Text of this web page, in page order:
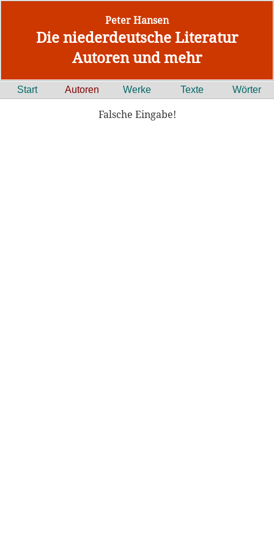
Peter Hansen
Die niederdeutsche Literatur
Autoren und mehr
Start Autoren Werke Texte Wörter
Falsche Eingabe!